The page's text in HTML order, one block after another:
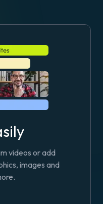
videos or add
images and